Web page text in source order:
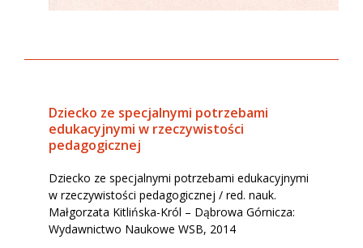
Dziecko ze specjalnymi potrzebami
edukacyjnymi w rzeczywistości
pedagogicznej
Dziecko ze specjalnymi potrzebami edukacyjnymi
w rzeczywistości pedagogicznej / red. nauk.
Małgorzata Kitlińska-Król – Dąbrowa Górnicza:
Wydawnictwo Naukowe WSB, 2014